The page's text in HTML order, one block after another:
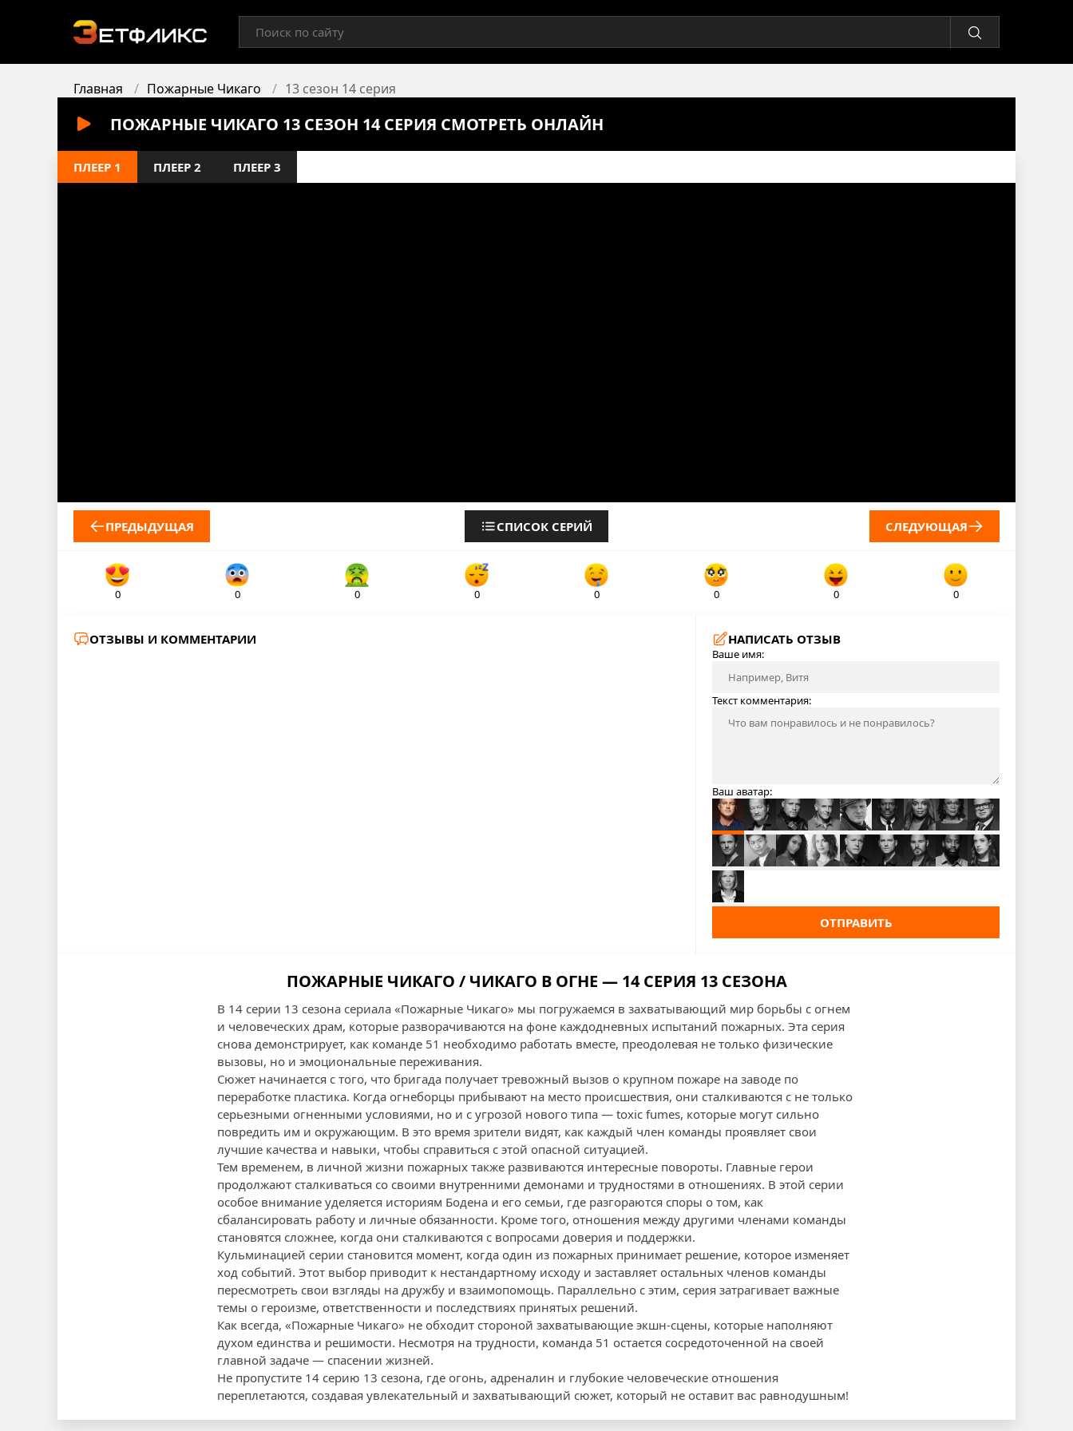
Главная Пожарные Чикаго 13 сезон 14 серия
ПОЖАРНЫЕ ЧИКАГО 13 СЕЗОН 14 СЕРИЯ СМОТРЕТЬ ОНЛАЙН
ПЛЕЕР 1 ПЛЕЕР 2 ПЛЕЕР 3
ПРЕДЫДУЩАЯ СПИСОК СЕРИЙ СЛЕДУЮЩАЯ
0 0 0 0 0 0 0 0
ОТЗЫВЫ И КОММЕНТАРИИ НАПИСАТЬ ОТЗЫВ
Ваше имя:
Текст комментария:
Ваш аватар:
ОТПРАВИТЬ
ПОЖАРНЫЕ ЧИКАГО / ЧИКАГО В ОГНЕ — 14 СЕРИЯ 13 СЕЗОНА
В 14 серии 13 сезона сериала «Пожарные Чикаго» мы погружаемся в захватывающий мир борьбы с огнем
и человеческих драм, которые разворачиваются на фоне каждодневных испытаний пожарных. Эта серия
снова демонстрирует, как команде 51 необходимо работать вместе, преодолевая не только физические
вызовы, но и эмоциональные переживания.
Сюжет начинается с того, что бригада получает тревожный вызов о крупном пожаре на заводе по
переработке пластика. Когда огнеборцы прибывают на место происшествия, они сталкиваются с не только
серьезными огненными условиями, но и с угрозой нового типа — toxic fumes, которые могут сильно
повредить им и окружающим. В это время зрители видят, как каждый член команды проявляет свои
лучшие качества и навыки, чтобы справиться с этой опасной ситуацией.
Тем временем, в личной жизни пожарных также развиваются интересные повороты. Главные герои
продолжают сталкиваться со своими внутренними демонами и трудностями в отношениях. В этой серии
особое внимание уделяется историям Бодена и его семьи, где разгораются споры о том, как
сбалансировать работу и личные обязанности. Кроме того, отношения между другими членами команды
становятся сложнее, когда они сталкиваются с вопросами доверия и поддержки.
Кульминацией серии становится момент, когда один из пожарных принимает решение, которое изменяет
ход событий. Этот выбор приводит к нестандартному исходу и заставляет остальных членов команды
пересмотреть свои взгляды на дружбу и взаимопомощь. Параллельно с этим, серия затрагивает важные
темы о героизме, ответственности и последствиях принятых решений.
Как всегда, «Пожарные Чикаго» не обходит стороной захватывающие экшн-сцены, которые наполняют
духом единства и решимости. Несмотря на трудности, команда 51 остается сосредоточенной на своей
главной задаче — спасении жизней.
Не пропустите 14 серию 13 сезона, где огонь, адреналин и глубокие человеческие отношения
переплетаются, создавая увлекательный и захватывающий сюжет, который не оставит вас равнодушным!